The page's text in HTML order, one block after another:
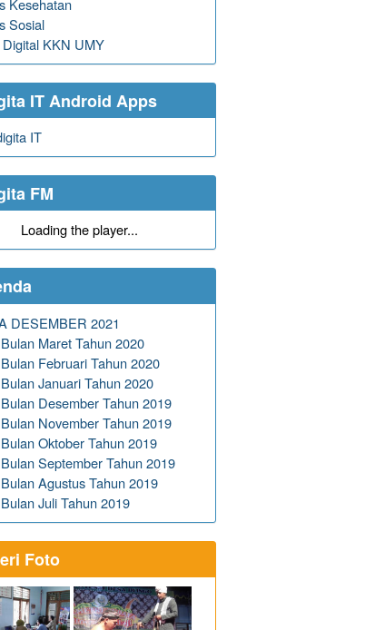
Kesehatan
Sosial
KKN UMY
IT Android Apps
IT
FM
Loading the player...
DESEMBER 2021
Maret Tahun 2020
Februari Tahun 2020
Januari Tahun 2020
Desember Tahun 2019
November Tahun 2019
Oktober Tahun 2019
September Tahun 2019
Agustus Tahun 2019
Juli Tahun 2019
Foto